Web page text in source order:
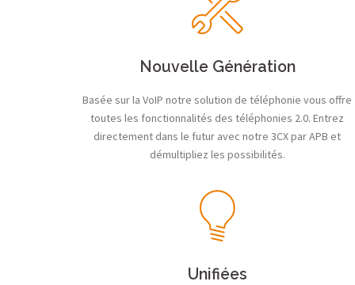
Nouvelle Génération
Basée sur la VoIP notre solution de téléphonie vous offre
toutes les fonctionnalités des téléphonies 2.0. Entrez
directement dans le futur avec notre 3CX par APB et
démultipliez les possibilités.
Unifiées